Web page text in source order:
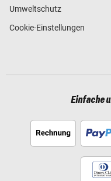
Umweltschutz
Cookie-Einstellungen
Einfache